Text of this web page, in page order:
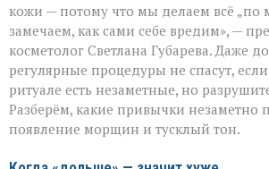
кожи — потому что мы делаем всё „по
замечаем, как сами себе вредим», —
косметолог Светлана Губарева. Даже
регулярные процедуры не спасут,
ритуале есть незаметные, но
Разберём, какие привычки незаметно
появление морщин и тусклый тон.